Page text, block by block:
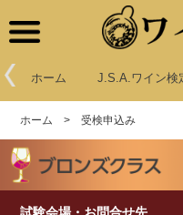
ホーム J.S.A.ワイン検
ホーム >受検申込み
試験会場・お問合せ先